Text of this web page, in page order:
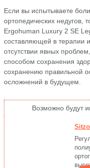
Если вы испытываете
ортопедических недугов,
Ergohuman Luxury 2 SE
составляющей в терапии
отсутствии явных
способом сохранения
сохранению правильной
осложнений в будущем.
Возможно будут